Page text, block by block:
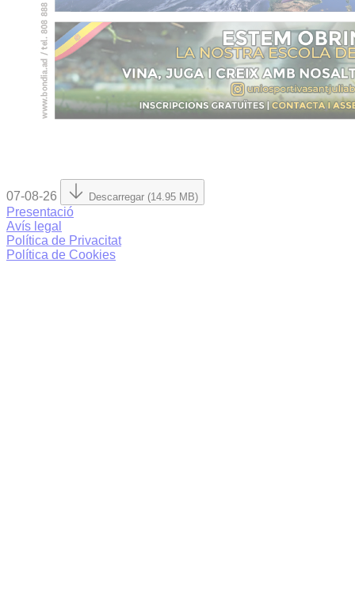
07-08-26 Descarregar (14.95 MB)
Presentació
Avís legal
Política de Privacitat
Política de Cookies